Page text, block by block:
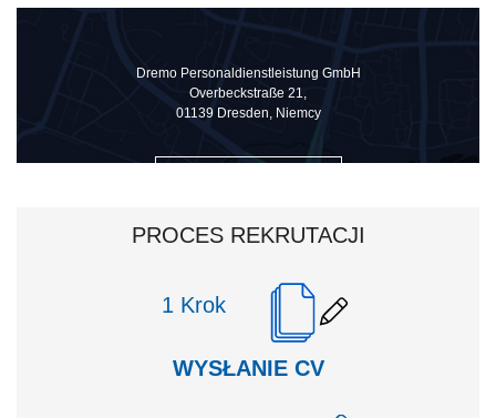
Dremo Personaldienstleistung GmbH
Overbeckstraße 21,
01139 Dresden, Niemcy
PROCES REKRUTACJI
Krok
WYSŁANIE CV